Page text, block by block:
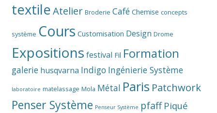
textileAtelier Broderie Café Chemise concepts
système Cours Customisation Design Drome
Expositions festival Fil Formation
galerie husqvarna Indigo Ingénierie Système
laboratoire matelassage Mola Métal Paris Patchwork
Penser Système Penseur Système pfaff Piqué